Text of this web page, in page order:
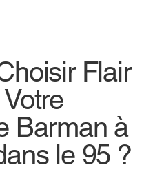
Flair
Barman à
le 95 ?